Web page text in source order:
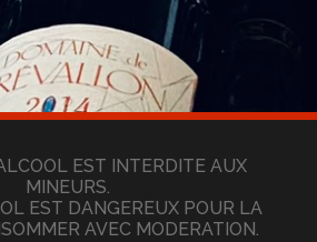
EST INTERDITE AUX
MINEURS.
EST DANGEREUX POUR LA
AVEC MODERATION.